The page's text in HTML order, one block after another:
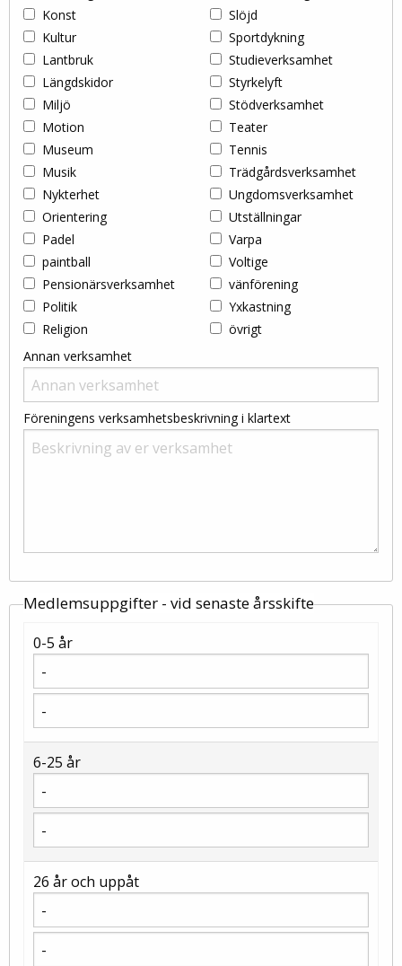
Konst
Kultur
Lantbruk
Längdskidor
Miljö
Motion
Museum
Musik
Nykterhet
Orientering
Padel
paintball
Pensionärsverksamhet
Politik
Religion
Slöjd
Sportdykning
Studieverksamhet
Styrkelyft
Stödverksamhet
Teater
Tennis
Trädgårdsverksamhet
Ungdomsverksamhet
Utställningar
Varpa
Voltige
vänförening
Yxkastning
övrigt
Annan verksamhet
Föreningens verksamhetsbeskrivning i klartext
Medlemsuppgifter - vid senaste årsskifte
0-5 år
6-25 år
26 år och uppåt